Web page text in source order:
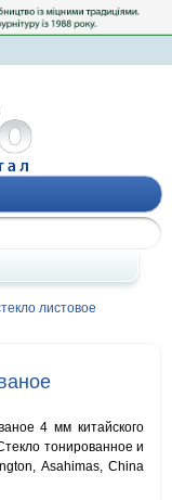
листовое
4 мм китайского
тонированное и
Asahimas, China